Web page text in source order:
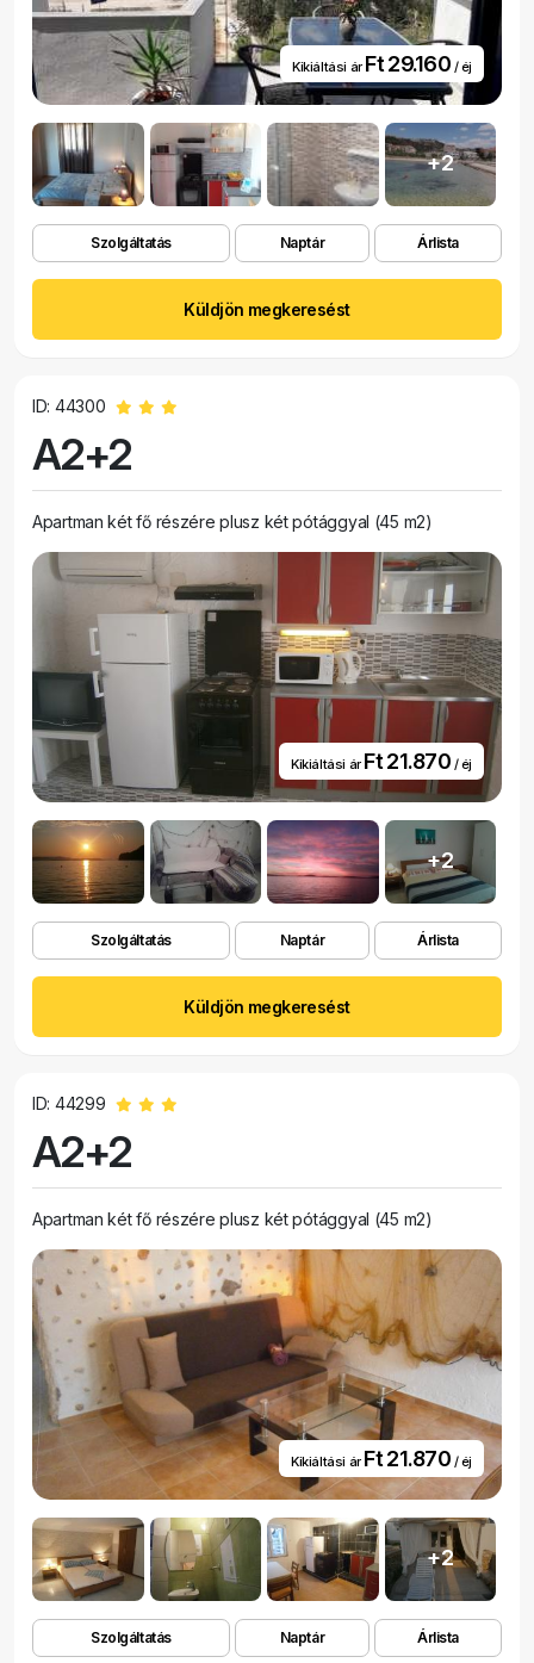
Kikiáltási ár Ft 29.160 / éj
+2
Szolgáltatás Naptár Árlista
Küldjön megkeresést
ID: 44300
A2+2
Apartman két fő részére plusz két pótággyal (45 m2)
Kikiáltási ár Ft 21.870 / éj
+2
Szolgáltatás Naptár Árlista
Küldjön megkeresést
ID: 44299
A2+2
Apartman két fő részére plusz két pótággyal (45 m2)
Kikiáltási ár Ft 21.870 / éj
+2
Szolgáltatás Naptár Árlista